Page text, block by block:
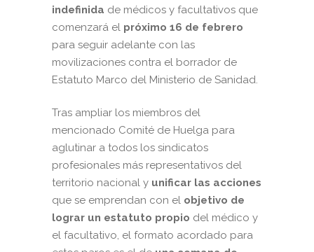
indefinida de médicos y facultativos que
comenzará el próximo 16 de febrero
para seguir adelante con las
movilizaciones contra el borrador de
Estatuto Marco del Ministerio de Sanidad.
Tras ampliar los miembros del
mencionado Comité de Huelga para
aglutinar a todos los sindicatos
profesionales más representativos del
territorio nacional y unificar las acciones
que se emprendan con el objetivo de
lograr un estatuto propio del médico y
el facultativo, el formato acordado para